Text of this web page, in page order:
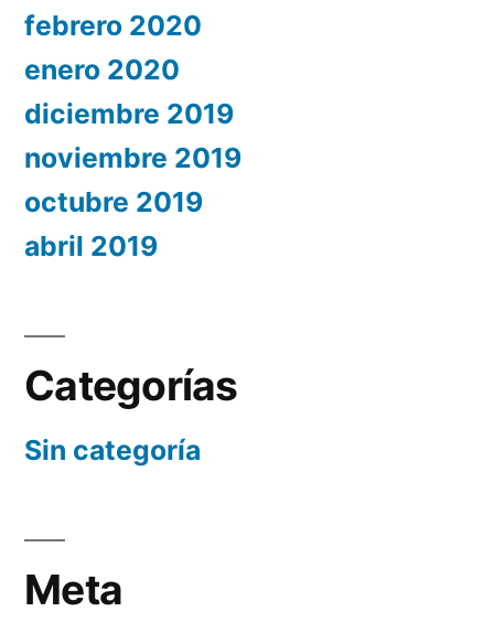
febrero 2020
enero 2020
diciembre 2019
noviembre 2019
octubre 2019
abril 2019
Categorías
Sin categoría
Meta